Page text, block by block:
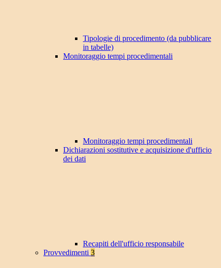
Tipologie di procedimento (da pubblicare
in tabelle)
Monitoraggio tempi procedimentali
Monitoraggio tempi procedimentali
Dichiarazioni sostitutive e acquisizione d'ufficio
dei dati
Recapiti dell'ufficio responsabile
Provvedimenti 3